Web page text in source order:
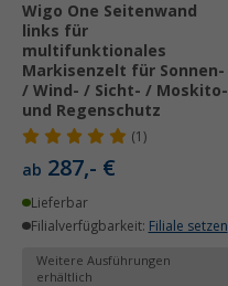
Wigo One Seitenwand
links für
multifunktionales
Markisenzelt für Sonnen-
/ Wind- / Sicht- / Moskito-
und Regenschutz
(1)
ab 287,- €
Lieferbar
Filialverfügbarkeit: Filiale setzen
Weitere Ausführungen
erhältlich